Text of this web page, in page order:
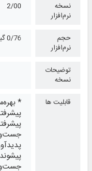
نسخه
نرم‌افزار
2/00
حجم
نرم‌افزار
0/76 گیگابایت
توضیحات
نسخه
قابلیت ها
*